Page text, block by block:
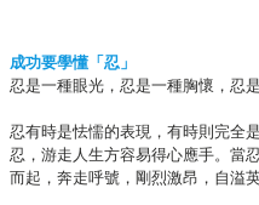
成功要學懂「忍」
忍是一種眼光，忍是一種胸懷，忍
忍有時是怯懦的表現，有時則完全
忍，游走人生方容易得心應手。當
而起，奔走呼號，剛烈激昂，自溢英